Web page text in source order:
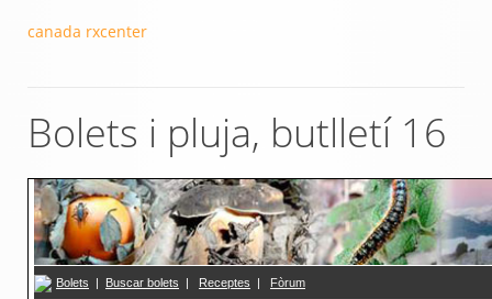
canada rxcenter
Bolets i pluja, butlletí 16
Bolets | Buscar bolets | Receptes | Fòrum